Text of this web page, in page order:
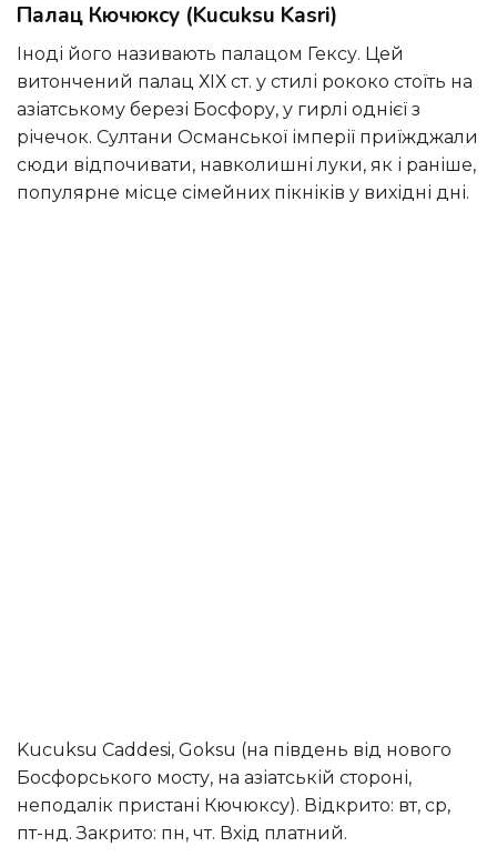
Палац Кючюксу (Kucuksu Kasri)
Іноді його називають палацом Гексу. Цей
витончений палац ХІХ ст. у стилі рококо стоїть на
азіатському березі Босфору, у гирлі однієї з
річечок. Султани Османської імперії приїжджали
сюди відпочивати, навколишні луки, як і раніше,
популярне місце сімейних пікніків у вихідні дні.
Kucuksu Caddesi, Goksu (на південь від нового
Босфорського мосту, на азіатській стороні,
неподалік пристані Кючюксу). Відкрито: вт, ср,
пт-нд. Закрито: пн, чт. Вхід платний.